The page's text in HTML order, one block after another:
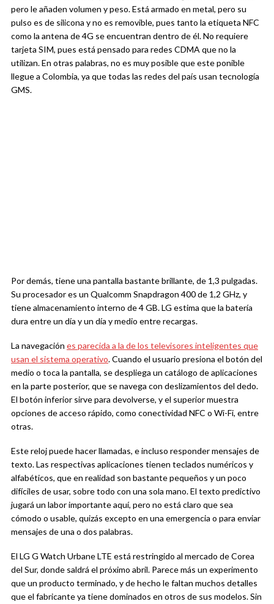
pero le añaden volumen y peso. Está armado en metal, pero su
pulso es de silicona y no es removible, pues tanto la etiqueta NFC
como la antena de 4G se encuentran dentro de él. No requiere
tarjeta SIM, pues está pensado para redes CDMA que no la
utilizan. En otras palabras, no es muy posible que este ponible
llegue a Colombia, ya que todas las redes del país usan tecnología
GMS.
Por demás, tiene una pantalla bastante brillante, de 1,3 pulgadas.
Su procesador es un Qualcomm Snapdragon 400 de 1,2 GHz, y
tiene almacenamiento interno de 4 GB. LG estima que la batería
dura entre un día y un día y medio entre recargas.
La navegación es parecida a la de los televisores inteligentes que
usan el sistema operativo. Cuando el usuario presiona el botón del
medio o toca la pantalla, se despliega un catálogo de aplicaciones
en la parte posterior, que se navega con deslizamientos del dedo.
El botón inferior sirve para devolverse, y el superior muestra
opciones de acceso rápido, como conectividad NFC o Wi-Fi, entre
otras.
Este reloj puede hacer llamadas, e incluso responder mensajes de
texto. Las respectivas aplicaciones tienen teclados numéricos y
alfabéticos, que en realidad son bastante pequeños y un poco
difíciles de usar, sobre todo con una sola mano. El texto predictivo
jugará un labor importante aquí, pero no está claro que sea
cómodo o usable, quizás excepto en una emergencia o para enviar
mensajes de una o dos palabras.
El LG G Watch Urbane LTE está restringido al mercado de Corea
del Sur, donde saldrá el próximo abril. Parece más un experimento
que un producto terminado, y de hecho le faltan muchos detalles
que el fabricante ya tiene dominados en otros de sus modelos. Sin